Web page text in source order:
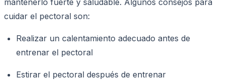
cuidar el pectoral son:
Realizar un calentamiento adecuado antes de
entrenar el pectoral
Estirar el pectoral después de entrenar